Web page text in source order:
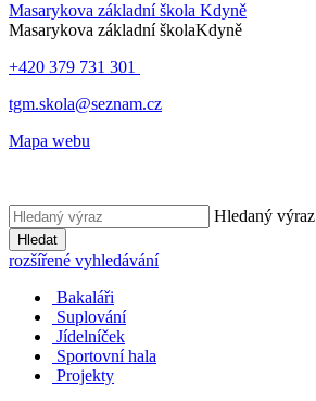
Masarykova základní škola Kdyně
Masarykova základní školaKdyně
+420 379 731 301
tgm.skola@seznam.cz
Mapa webu
Hledaný výraz
Hledat
rozšířené vyhledávání
Bakaláři
Suplování
Jídelníček
Sportovní hala
Projekty